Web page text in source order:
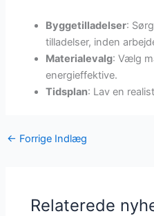
Byggetilladelser:
tilladelser, inden
Materialevalg: Vælg
energieffektive.
Tidsplan: Lav en
← Forrige Indlæg
Relaterede